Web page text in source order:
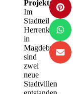
Projekt:
Im
Stadtteil
Herrenkrug
in
Magdeburg
sind
zwei
neue
Stadtvillen